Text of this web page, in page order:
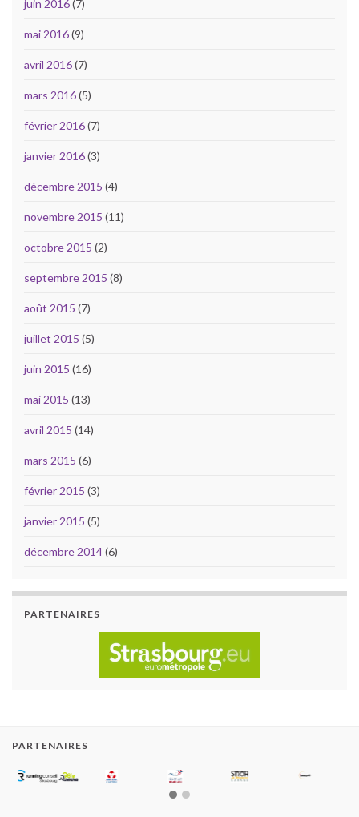
juin 2016(7)
mai 2016(9)
avril 2016(7)
mars 2016(5)
février 2016(7)
janvier 2016(3)
décembre 2015 (4)
novembre 2015 (11)
octobre 2015 (2)
septembre 2015 (8)
août 2015 (7)
juillet 2015 (5)
juin 2015 (16)
mai 2015 (13)
avril 2015 (14)
mars 2015 (6)
février 2015 (3)
janvier 2015 (5)
décembre 2014(6)
PARTENAIRES